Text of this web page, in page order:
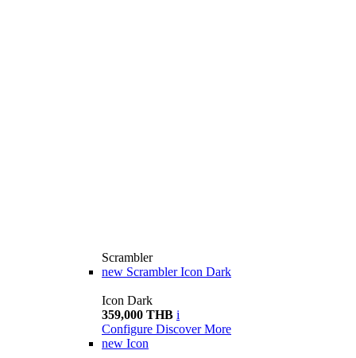
Scrambler
new Scrambler Icon Dark
Icon Dark
359,000 THB i
Configure Discover More
new Icon